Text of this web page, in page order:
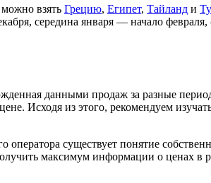
взять Грецию, Египет, Тайланд и
середина января — начало февраля,
данными продаж за разные
Исходя из этого, рекомендуем
существует понятие
максимум информации о ценах в